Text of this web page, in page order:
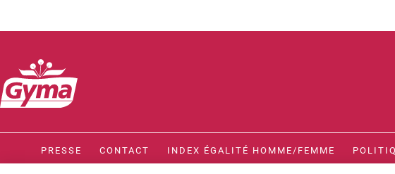
PRESSE CONTACT INDEX ÉGALITÉ HOMME/FEMME